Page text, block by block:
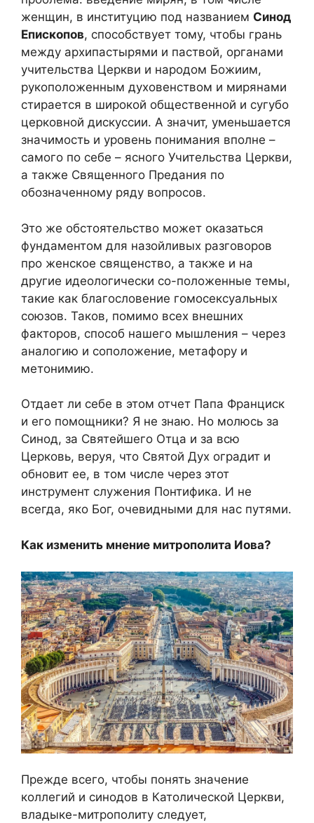
женщин, в институцию под названием Синод
Епископов, способствует тому, чтобы грань
между архипастырями и паствой, органами
учительства Церкви и народом Божиим,
рукоположенным духовенством и мирянами
стирается в широкой общественной и сугубо
церковной дискуссии. А значит, уменьшается
значимость и уровень понимания вполне –
самого по себе – ясного Учительства Церкви,
а также Священного Предания по
обозначенному ряду вопросов.
Это же обстоятельство может оказаться
фундаментом для назойливых разговоров
про женское священство, а также и на
другие идеологически со-положенные темы,
такие как благословение гомосексуальных
союзов. Таков, помимо всех внешних
факторов, способ нашего мышления – через
аналогию и соположение, метафору и
метонимию.
Отдает ли себе в этом отчет Папа Франциск
и его помощники? Я не знаю. Но молюсь за
Синод, за Святейшего Отца и за всю
Церковь, веруя, что Святой Дух оградит и
обновит ее, в том числе через этот
инструмент служения Понтифика. И не
всегда, яко Бог, очевидными для нас путями.
Как изменить мнение митрополита Иова?
Прежде всего, чтобы понять значение
коллегий и синодов в Католической Церкви,
владыке-митрополиту следует,